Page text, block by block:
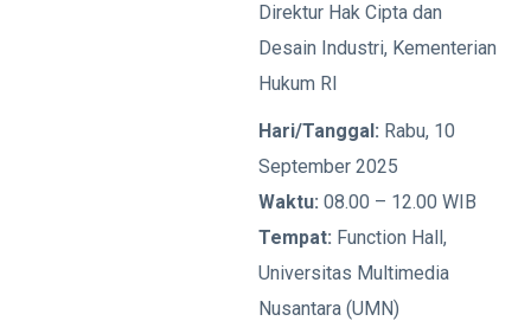
Direktur Hak Cipta dan
Desain Industri, Kementerian
Hukum RI
Hari/Tanggal: Rabu, 10
September 2025
Waktu: 08.00 – 12.00 WIB
Tempat: Function Hall,
Universitas Multimedia
Nusantara (UMN)